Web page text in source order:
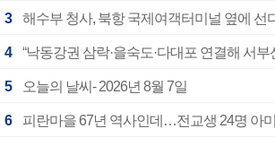
3 해수부 청사, 북항 국제여객터미널 옆에 선
4 “낙동강권 삼락·을숙도·다대포 연결해 서부
5 오늘의 날씨- 2026년 8월 7일
6 피란마을 67년 역사인데…전교생 24명 아